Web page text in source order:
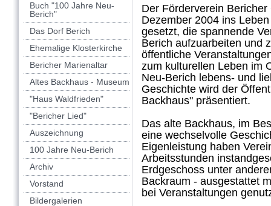
Buch "100 Jahre Neu-
Berich"
Das Dorf Berich
Ehemalige Klosterkirche
Bericher Marienaltar
Altes Backhaus - Museum
"Haus Waldfrieden"
"Bericher Lied"
Auszeichnung
100 Jahre Neu-Berich
Archiv
Vorstand
Bildergalerien
Der Förderverein
Dezember 2004 ins
gesetzt, die spannende
Berich aufzuarbeiten und
öffentliche
zum kulturellen Leben im
Neu-Berich lebens- und
Geschichte wird der
Backhaus" präsentiert.
Das alte Backhaus, im
eine wechselvolle
Eigenleistung haben
Arbeitsstunden
Erdgeschoss unter
Backraum - ausgestattet
bei Veranstaltungen